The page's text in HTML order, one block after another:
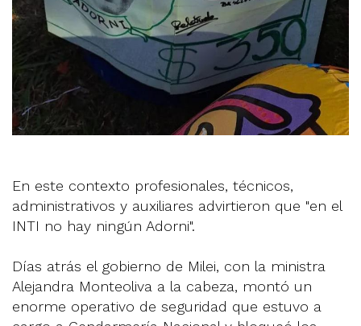
En este contexto profesionales, técnicos,
administrativos y auxiliares advirtieron que "en el
INTI no hay ningún Adorni".
Días atrás el gobierno de Milei, con la ministra
Alejandra Monteoliva a la cabeza, montó un
enorme operativo de seguridad que estuvo a